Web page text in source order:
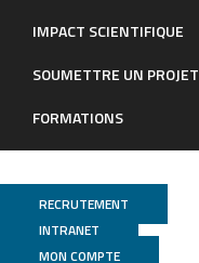
IMPACT SCIENTIFIQUE
SOUMETTRE UN PROJET
FORMATIONS
RECRUTEMENT
INTRANET
MON COMPTE
MGX